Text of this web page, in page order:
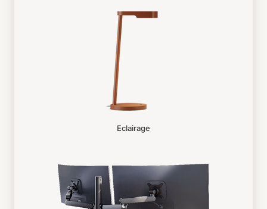
Eclairage